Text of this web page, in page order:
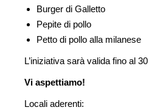
Burger di Galletto
Pepite di pollo
Petto di pollo alla milanese
L’iniziativa sarà valida fino al
Vi aspettiamo!
Locali aderenti: